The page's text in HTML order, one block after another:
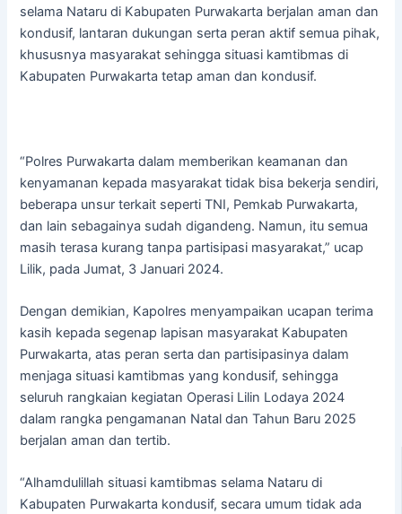
selama Nataru di Kabupaten Purwakarta berjalan aman dan
kondusif, lantaran dukungan serta peran aktif semua pihak,
khususnya masyarakat sehingga situasi kamtibmas di
Kabupaten Purwakarta tetap aman dan kondusif.
“Polres Purwakarta dalam memberikan keamanan dan
kenyamanan kepada masyarakat tidak bisa bekerja sendiri,
beberapa unsur terkait seperti TNI, Pemkab Purwakarta,
dan lain sebagainya sudah digandeng. Namun, itu semua
masih terasa kurang tanpa partisipasi masyarakat,” ucap
Lilik, pada Jumat, 3 Januari 2024.
Dengan demikian, Kapolres menyampaikan ucapan terima
kasih kepada segenap lapisan masyarakat Kabupaten
Purwakarta, atas peran serta dan partisipasinya dalam
menjaga situasi kamtibmas yang kondusif, sehingga
seluruh rangkaian kegiatan Operasi Lilin Lodaya 2024
dalam rangka pengamanan Natal dan Tahun Baru 2025
berjalan aman dan tertib.
“Alhamdulillah situasi kamtibmas selama Nataru di
Kabupaten Purwakarta kondusif, secara umum tidak ada